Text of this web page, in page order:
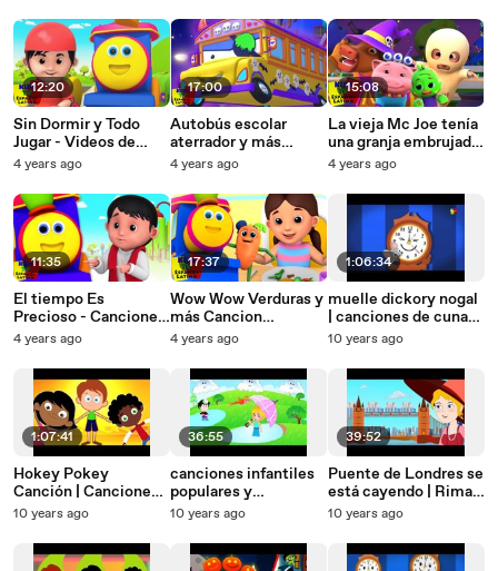
Kids TV Español
Latino
12:20
Sin Dormir y Todo
Jugar - Videos de
Aprendizaje Para
4 years ago
11:35
El tiempo Es
Precioso - Canciones
Y Rimas Infantiles En
4 years ago
1:07:41
Hokey Pokey
Canción | Canciones
Infantiles | Música
Pokey Song for Kids
10 years ago
Español Latino
17:00
Autobús escolar
aterrador y más
canciones y rimas de
4 years ago
17:37
Wow Wow Verduras y
más Cancion
Educativa para Niños
4 years ago
36:55
canciones infantiles
populares y
canciones infantiles
y bebés
10 years ago
15:08
La vieja Mc Joe tenía
una granja embrujada
- Canciones de
4 years ago
1:06:34
muelle dickory nogal
| canciones de cuna
para niños en español
Dock
10 years ago
39:52
Puente de Londres se
está cayendo | Rimas
españolas
niños y bebés
10 years ago